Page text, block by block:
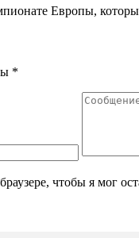
Европы,
*
чтобы я мог